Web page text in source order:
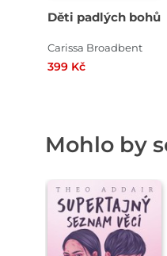
Děti padlých bohů
Carissa Broadbent
399 Kč
Mohlo by